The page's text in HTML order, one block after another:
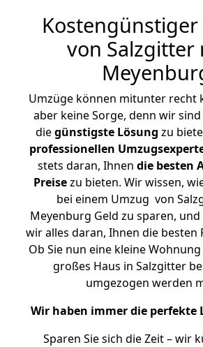
von Salzgitter
Umzüge können mitunter recht
aber keine Sorge, denn wir
diegünstigste Lösung zu
professionellen
stets daran, Ihnen die besten
Preisezu bieten. Wir wissen,
bei einem Umzug von
Meyenburg Geld zu sparen,
wir alles daran, Ihnen die besten
Ob Sie nun eine kleine
großes Haus in Salzgitter
umgezogen werden
Wir haben immer die perfekte
Sparen Sie sich die Zeit – wir